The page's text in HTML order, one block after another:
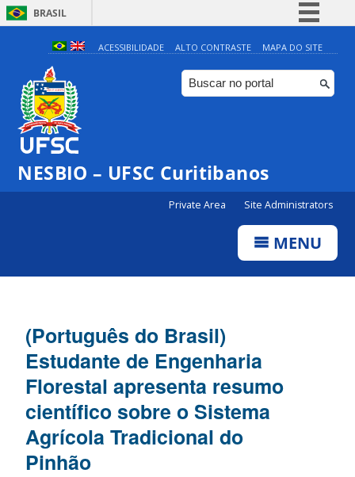
BRASIL
Simplifique!
Comunica BR
Participe
Canais
ACESSIBILIDADE ALTO CONTRASTE MAPA DO SITE
NESBIO – UFSC Curitibanos
Private Area Site Administrators
MENU
(Português do Brasil)
Estudante de Engenharia
Florestal apresenta resumo
científico sobre o Sistema
Agrícola Tradicional do
Pinhão